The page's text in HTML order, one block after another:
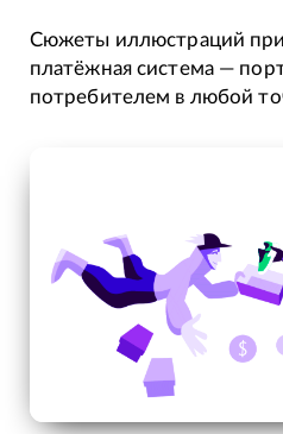
Сюжеты иллюстраций
платёжная система —
потребителем в любой